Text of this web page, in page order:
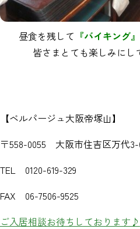
昼食を残して 『バイキング』
皆さまとても楽しみにし
【ベルパージュ大阪帝塚山】
〒558-0055 大阪市住吉区万代
TEL 0120-619-329
FAX 06-7506-9525
ご入居相談お待ちしております♪